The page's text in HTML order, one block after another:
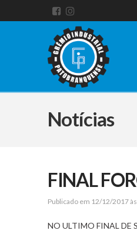
Notícias
FINAL
Publicado em 12/12/2017
NO ULTIMO FINAL DE